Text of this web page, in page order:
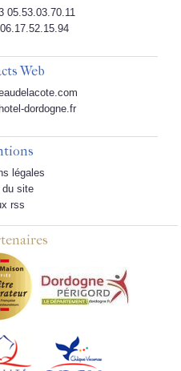
05.53.03.70.11
Web
dordogne.fr
légales
du site
rss